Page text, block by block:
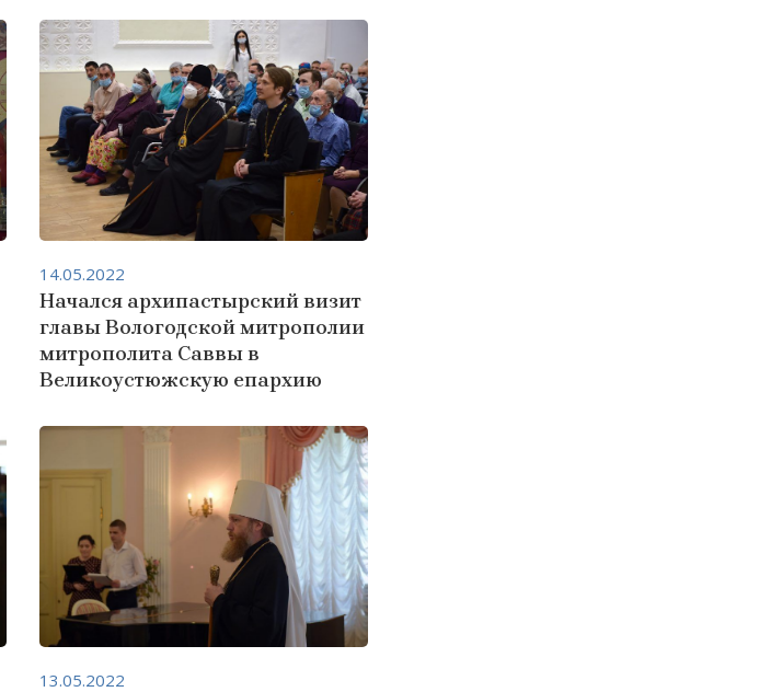
Начался архипастырский визит
главы Вологодской митрополии
митрополита Саввы в
Великоустюжскую епархию
14.05.2022
13.05.2022